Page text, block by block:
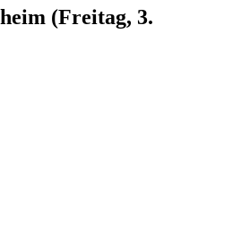
(Freitag, 3.